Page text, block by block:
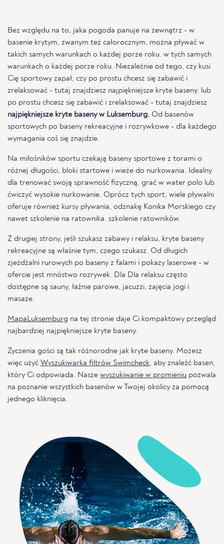
Bez względu na to, jaka pogoda panuje na zewnątrz - w
basenie krytym, zwanym też całorocznym, można pływać w
takich samych warunkach o każdej porze roku. w tych samych
warunkach o każdej porze roku. Niezależnie od tego, czy kusi
Cię sportowy zapał, czy po prostu chcesz się zabawić i
zrelaksować - tutaj znajdziesz najpiękniejsze kryte baseny. lub
po prostu chcesz się zabawić i zrelaksować - tutaj znajdziesz
najpiękniejsze kryte baseny w Luksemburg. Od basenów
sportowych po baseny rekreacyjne i rozrywkowe - dla każdego
wymagania coś się znajdzie.
Na miłośników sportu czekają baseny sportowe z torami o
różnej długości, bloki startowe i wieże do nurkowania. Idealny
dla trenować swoją sprawność fizyczną, grać w water polo lub
ćwiczyć wysokie nurkowanie. Oprócz tych sport, wiele pływalni
oferuje również kursy pływania, odznakę Konika Morskiego czy
nawet szkolenie na ratownika. szkolenie ratowników.
Z drugiej strony, jeśli szukasz zabawy i relaksu, kryte baseny
rekreacyjne są właśnie tym, czego szukasz. Od długich
zjeżdżalni rurowych po baseny z falami i pokazy laserowe - w
ofercie jest mnóstwo rozrywek. Dla Dla relaksu często
dostępne są sauny, łaźnie parowe, jacuzzi, zajęcia jogi i
masaże.
MapaLuksemburg na tej stronie daje Ci kompaktowy przegląd
najbardziej najpiękniejsze kryte baseny.
Życzenia gości są tak różnorodne jak kryte baseny. Możesz
więc użyć Wyszukiwarka filtrów Swimcheck, aby znaleźć basen,
który Ci odpowiada. Nasze wyszukiwanie w promieniu pozwala
na poznanie wszystkich basenów w Twojej okolicy za pomocą
jednego kliknięcia.